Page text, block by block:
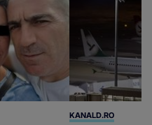
KANALD.RO